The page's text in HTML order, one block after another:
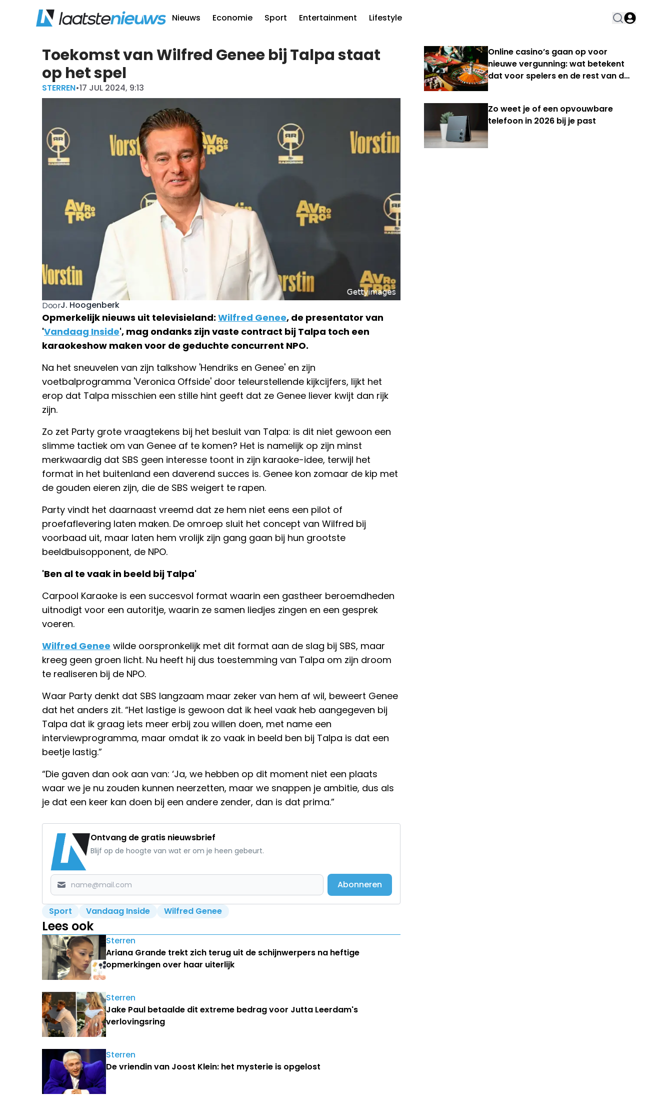
Nieuws Economie Sport Entertainment Lifestyle
Toekomst van Wilfred Genee bij Talpa staat
op het spel
STERREN•17 JUL 2024, 9:13
DoorJ. Hoogenberk
Opmerkelijk nieuws uit televisieland: Wilfred Genee, de presentator van
'Vandaag Inside', mag ondanks zijn vaste contract bij Talpa toch een
karaokeshow maken voor de geduchte concurrent NPO.
Na het sneuvelen van zijn talkshow 'Hendriks en Genee' en zijn
voetbalprogramma 'Veronica Offside' door teleurstellende kijkcijfers, lijkt het
erop dat Talpa misschien een stille hint geeft dat ze Genee liever kwijt dan rijk
zijn.
Zo zet Party grote vraagtekens bij het besluit van Talpa: is dit niet gewoon een
slimme tactiek om van Genee af te komen? Het is namelijk op zijn minst
merkwaardig dat SBS geen interesse toont in zijn karaoke-idee, terwijl het
format in het buitenland een daverend succes is. Genee kon zomaar de kip met
de gouden eieren zijn, die de SBS weigert te rapen.
Party vindt het daarnaast vreemd dat ze hem niet eens een pilot of
proefaflevering laten maken. De omroep sluit het concept van Wilfred bij
voorbaad uit, maar laten hem vrolijk zijn gang gaan bij hun grootste
beeldbuisopponent, de NPO.
'Ben al te vaak in beeld bij Talpa'
Carpool Karaoke is een succesvol format waarin een gastheer beroemdheden
uitnodigt voor een autoritje, waarin ze samen liedjes zingen en een gesprek
voeren.
Wilfred Genee wilde oorspronkelijk met dit format aan de slag bij SBS, maar
kreeg geen groen licht. Nu heeft hij dus toestemming van Talpa om zijn droom
te realiseren bij de NPO.
Waar Party denkt dat SBS langzaam maar zeker van hem af wil, beweert Genee
dat het anders zit. “Het lastige is gewoon dat ik heel vaak heb aangegeven bij
Talpa dat ik graag iets meer erbij zou willen doen, met name een
interviewprogramma, maar omdat ik zo vaak in beeld ben bij Talpa is dat een
beetje lastig.”
“Die gaven dan ook aan van: ‘Ja, we hebben op dit moment niet een plaats
waar we je nu zouden kunnen neerzetten, maar we snappen je ambitie, dus als
je dat een keer kan doen bij een andere zender, dan is dat prima.”
Ontvang de gratis nieuwsbrief
Blijf op de hoogte van wat er om je heen gebeurt.
Abonneren
Sport Vandaag Inside Wilfred Genee
Lees ook
Sterren
Ariana Grande trekt zich terug uit de schijnwerpers na heftige
opmerkingen over haar uiterlijk
Sterren
Jake Paul betaalde dit extreme bedrag voor Jutta Leerdam's
verlovingsring
Sterren
De vriendin van Joost Klein: het mysterie is opgelost
Online casino’s gaan op voor
nieuwe vergunning: wat betekent
dat voor spelers en de rest van de
Zo weet je of een opvouwbare
telefoon in 2026 bij je past